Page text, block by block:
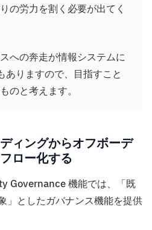
の労力を割く必要が出てく
への奔走が情報システムに
ありますので、目指すこと
のと考えます。
ィングからオフボーデ
ロー化する
Governance 機能では、「既
」としたガバナンス機能を提供